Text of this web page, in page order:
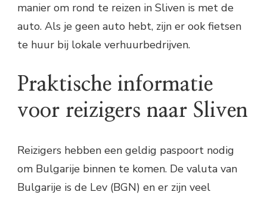
manier om rond te reizen in Sliven is met de
auto. Als je geen auto hebt, zijn er ook fietsen
te huur bij lokale verhuurbedrijven.
Praktische informatie
voor reizigers naar Sliven
Reizigers hebben een geldig paspoort nodig
om Bulgarije binnen te komen. De valuta van
Bulgarije is de Lev (BGN) en er zijn veel